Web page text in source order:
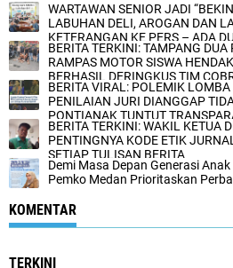
WARTAWAN SENIOR JADI
LABUHAN DELI, AROGAN DAN
KETERANGAN KE PERS – ADA
REKAMAN JEBAKAN
BERITA TERKINI: TAMPANG DUA
RAMPAS MOTOR SISWA
BERHASIL DERINGKUS TIM
BERITA VIRAL: POLEMIK
PENILAIAN JURI DIANGGAP
PONTIANAK TUNTUT
BERITA TERKINI: WAKIL KETUA
PENTINGNYA KODE ETIK
SETIAP TULISAN BERITA
Demi Masa Depan Generasi
Pemko Medan Prioritaskan
KOMENTAR
TERKINI